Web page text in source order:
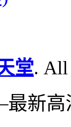
堂. All
新高